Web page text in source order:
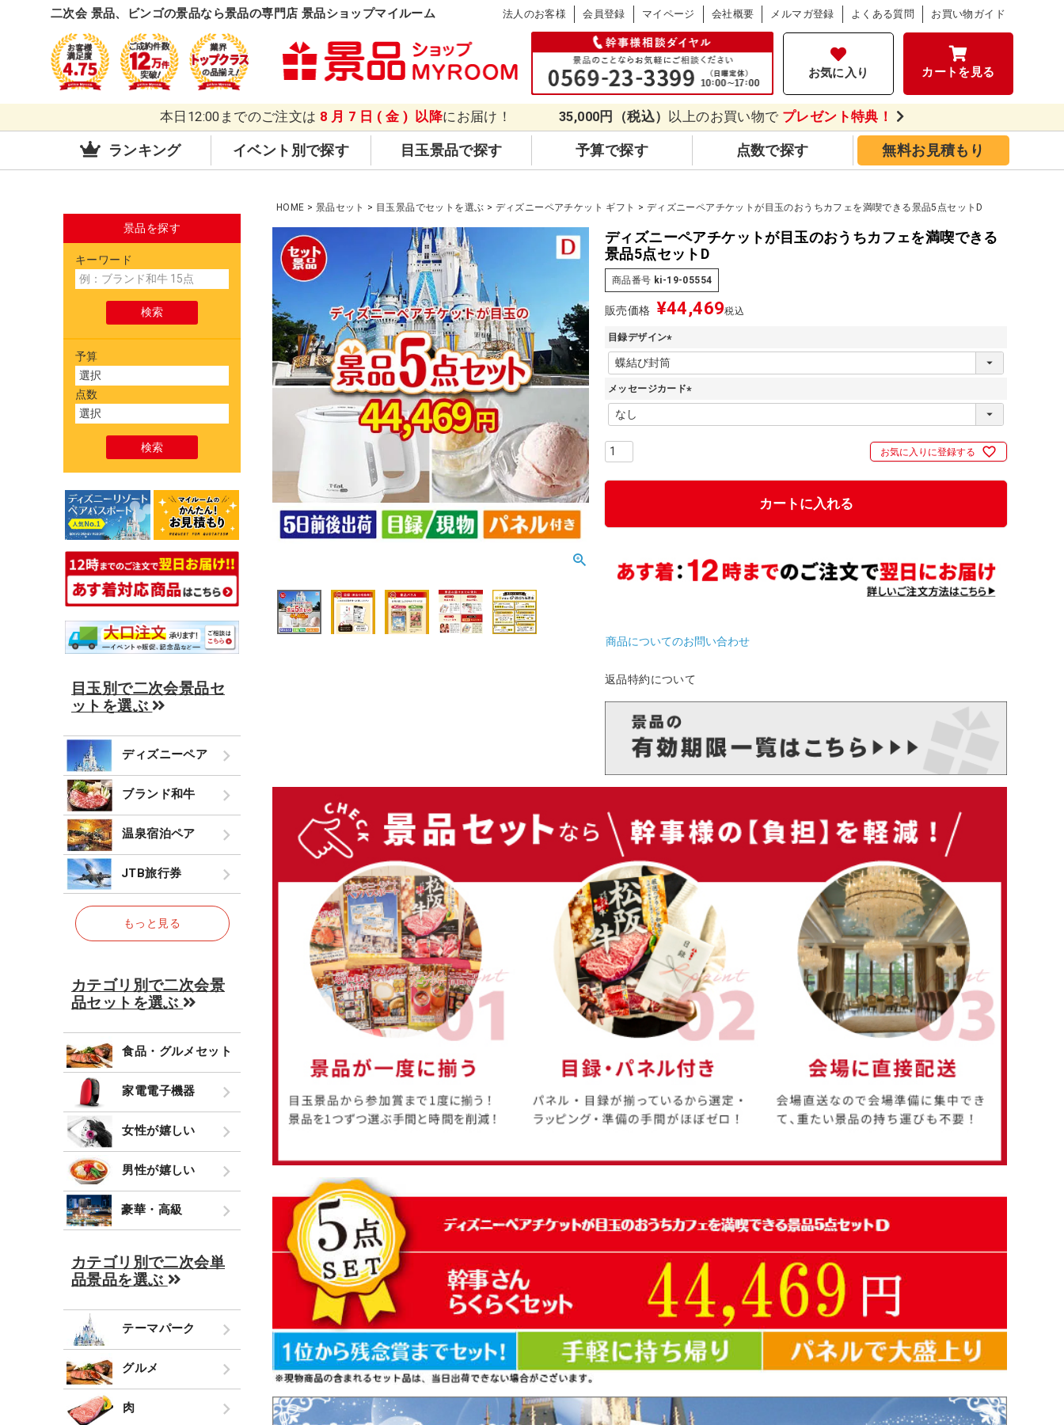
二次会 景品、ビンゴの景品なら景品の専門店 景品ショップマイルーム 法人のお客様 会員登録 マイページ 会社概要 メルマガ登録 よくある質問 お買い物ガイド
お気に入り カートを見る
本日12:00までのご注文は 8月7日(金) 以降にお届け！ 35,000円（税込） 以上のお買い物で プレゼント特典！
ランキング イベント別で探す 目玉景品で探す 予算で探す 点数で探す 無料お見積もり
景品を探す
キーワード
予算
点数
目玉別で二次会景品セ
ットを選ぶ
ディズニーペア
ブランド和牛
温泉宿泊ペア
JTB旅行券
もっと見る
カテゴリ別で二次会景
品セットを選ぶ
食品・グルメセット
家電電子機器
女性が嬉しい
男性が嬉しい
豪華・高級
カテゴリ別で二次会単
品景品を選ぶ
テーマパーク
グルメ
肉
HOME 景品セット 目玉景品でセットを選ぶ ディズニーペアチケット ギフト ディズニーペアチケットが目玉のおうちカフェを満喫できる景品5点セットD
ディズニーペアチケットが目玉のおうちカフェを満喫できる
景品5点セットD
商品番号 ki-19-05554
販売価格 ¥44,469税込
目録デザイン
(
必
須
)
メッセージカード
必
お気に入りに登録する
カートに入れる
商品についてのお問い合わせ
返品特約について